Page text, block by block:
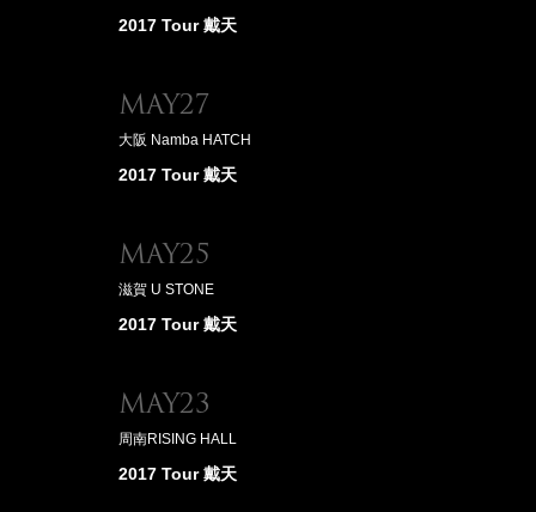
2017 Tour 戴天
May27
大阪 Namba HATCH
2017 Tour 戴天
May25
滋賀 U STONE
2017 Tour 戴天
May23
周南RISING HALL
2017 Tour 戴天